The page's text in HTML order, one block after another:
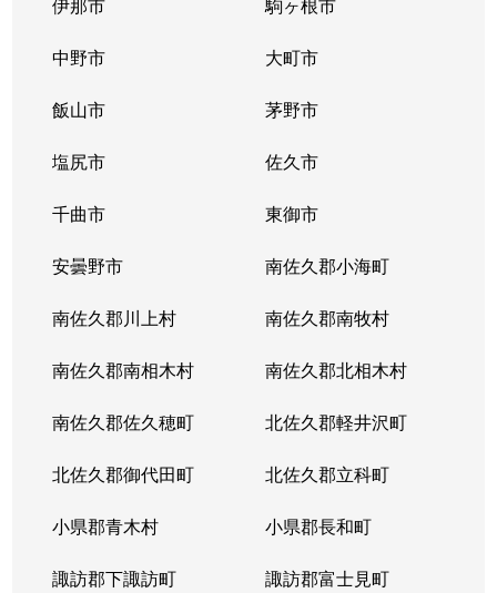
中野市 大町市
飯山市 茅野市
塩尻市 佐久市
千曲市 東御市
安曇野市 南佐久郡小海町
南佐久郡川上村 南佐久郡南牧村
南佐久郡南相木村 南佐久郡北相木村
南佐久郡佐久穂町 北佐久郡軽井沢町
北佐久郡御代田町 北佐久郡立科町
小県郡青木村 小県郡長和町
諏訪郡下諏訪町 諏訪郡富士見町